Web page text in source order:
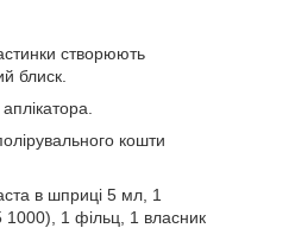
створюють
блиск.
кошти
в шприці 5 мл, 1
1 фільц, 1 власник